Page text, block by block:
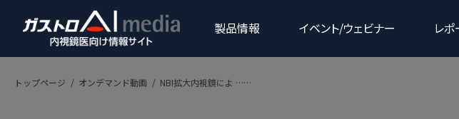
製品情報 イベント/ウェビナー レポ
トップページ / オンデマンド動画 / NBI拡大内視鏡によ ……